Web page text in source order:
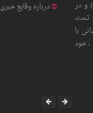
و در
تحت
با
خود
درباره وقایع خبری